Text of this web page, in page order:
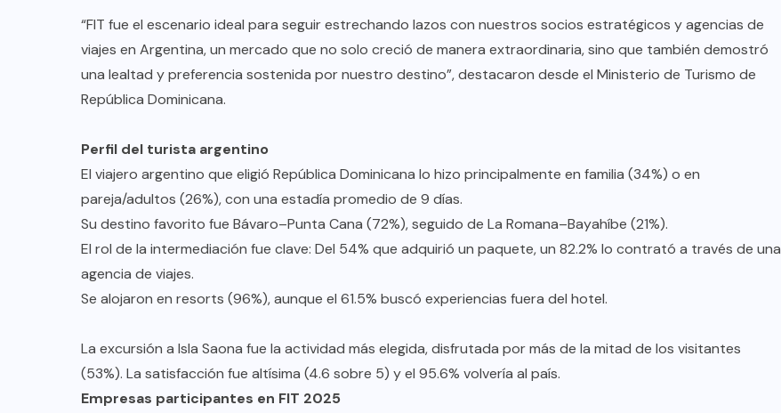
“FIT fue el escenario ideal para seguir estrechando lazos con nuestros socios estratégicos y agencias de
viajes en Argentina, un mercado que no solo creció de manera extraordinaria, sino que también demostró
una lealtad y preferencia sostenida por nuestro destino”, destacaron desde el Ministerio de Turismo de
República Dominicana.
Perfil del turista argentino
El viajero argentino que eligió República Dominicana lo hizo principalmente en familia (34%) o en
pareja/adultos (26%), con una estadía promedio de 9 días.
Su destino favorito fue Bávaro–Punta Cana (72%), seguido de La Romana–Bayahíbe (21%).
El rol de la intermediación fue clave: Del 54% que adquirió un paquete, un 82.2% lo contrató a través de una
agencia de viajes.
Se alojaron en resorts (96%), aunque el 61.5% buscó experiencias fuera del hotel.
La excursión a Isla Saona fue la actividad más elegida, disfrutada por más de la mitad de los visitantes
(53%). La satisfacción fue altísima (4.6 sobre 5) y el 95.6% volvería al país.
Empresas participantes en FIT 2025